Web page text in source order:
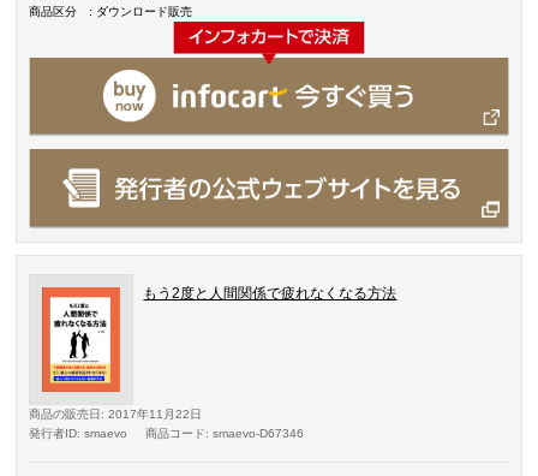
商品区分
: ダウンロード販売
もう2度と人間関係で疲れなくなる方法
商品の販売日 : 2017年11月22日
発行者ID: smaevo 商品コード: smaevo-D67346